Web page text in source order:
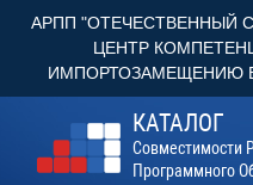
АРПП "ОТЕЧЕСТВЕННЫЙ
ЦЕНТР
ИМПОРТОЗАМЕЩЕНИЮ
КАТАЛОГ
Совместимости
Программного